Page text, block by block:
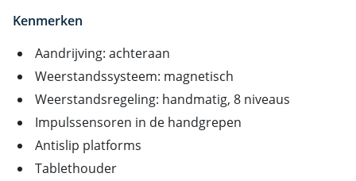
Kenmerken
Aandrijving: achteraan
Weerstandssysteem: magnetisch
Weerstandsregeling: handmatig, 8 niveaus
Impulssensoren in de handgrepen
Antislip platforms
Tablethouder